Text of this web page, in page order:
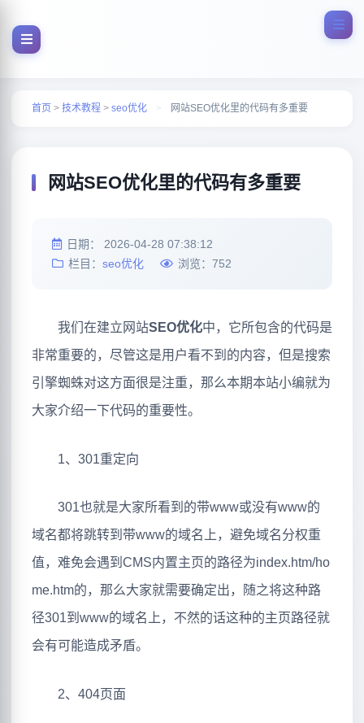
首页 > 技术教程 > seo优化 > 网站SEO优化里的代码有多重要
网站SEO优化里的代码有多重要
日期： 2026-04-28 07:38:12
栏目： seo优化 浏览： 752
我们在建立网站SEO优化中，它所包含的代码是
非常重要的，尽管这是用户看不到的内容，但是搜索
引擎蜘蛛对这方面很是注重，那么本期本站小编就为
大家介绍一下代码的重要性。
1、301重定向
301也就是大家所看到的带www或没有www的
域名都将跳转到带www的域名上，避免域名分权重
值，难免会遇到CMS内置主页的路径为index.htm/ho
me.htm的，那么大家就需要确定出，随之将这种路
径301到www的域名上，不然的话这种的主页路径就
会有可能造成矛盾。
2、404页面